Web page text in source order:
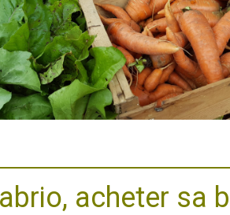
acheter sa